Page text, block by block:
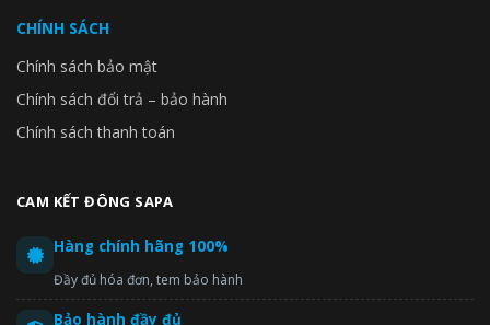
CHÍNH SÁCH
Chính sách bảo mật
Chính sách đổi trả – bảo hành
Chính sách thanh toán
CAM KẾT ĐÔNG SAPA
Hàng chính hãng 100%
Đầy đủ hóa đơn, tem bảo hành
Bảo hành đầy đủ